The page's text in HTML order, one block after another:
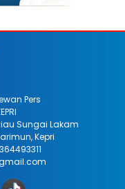
Pers
Sungai Lakam
Kepri